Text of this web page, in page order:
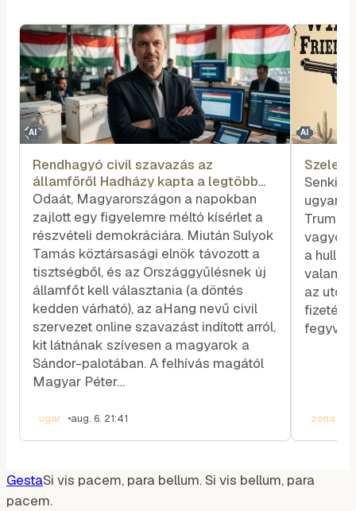
AI
Rendhagyó civil szavazás az
államfőről Hadházy kapta a legtöbb
voksot
Odaát, Magyarországon a napokban
zajlott egy figyelemre méltó kísérlet a
részvételi demokráciára. Miután Sulyok
Tamás köztársasági elnök távozott a
tisztségből, és az Országgyűlésnek új
államfőt kell választania (a döntés
kedden várható), az aHang nevű civil
szervezet online szavazást indított arról,
kit látnának szívesen a magyarok a
Sándor-palotában. A felhívás magától
Magyar Péter…
ugar •aug. 6. 21:41
AI
Szele
Senkit
Trump
a
az
fizetése
zona
GestaSi vis pacem, para bellum. Si vis bellum, para
pacem.